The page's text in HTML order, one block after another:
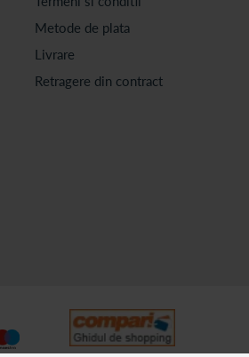
Metode de plata
Livrare
Retragere din contract